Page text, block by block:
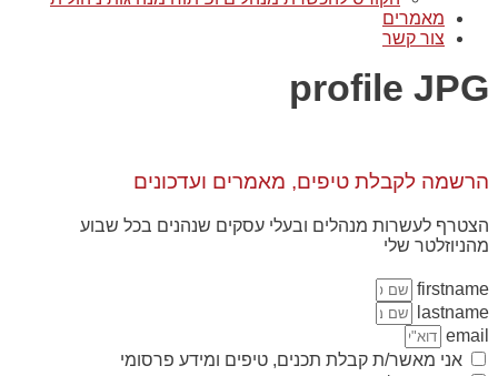
מאמרים
צור קשר
profile JPG
הרשמה לקבלת טיפים, מאמרים ועדכונים
הצטרף לעשרות מנהלים ובעלי עסקים שנהנים בכל שבוע
מהניוזלטר שלי
firstname
lastname
email
אני מאשר/ת קבלת תכנים, טיפים ומידע פרסומי